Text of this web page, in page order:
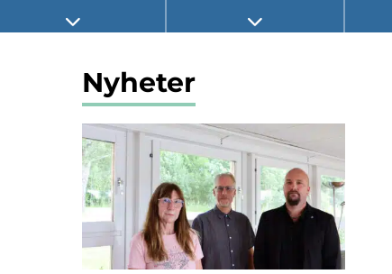
Öppna undermeny Öppna undermeny
Nyheter